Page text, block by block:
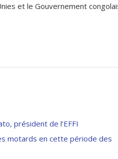
et le Gouvernement
président de l’EFFI
motards en cette période des